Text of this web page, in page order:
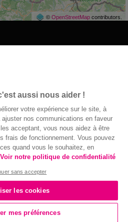
© OpenStreetMapcontributors.
| 2016 ©
© Gaston Bergeret
aussi nous aider !
votre expérience sur le site, à
nos communications en faveur
acceptant, vous nous aidez à être
frais de fonctionnement. Vous pouvez
quand vous le souhaitez, en
Voir notre politique de confidentialité
sans accepter
les cookies
mes préférences